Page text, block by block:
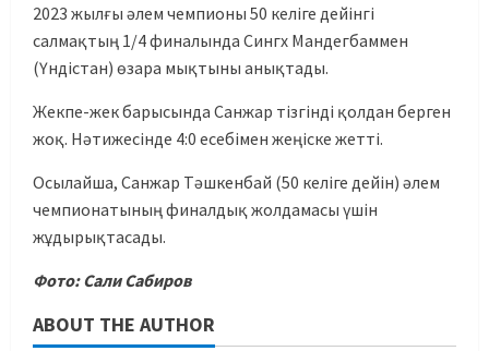
2023 жылғы әлем чемпионы 50 келіге дейінгі
салмақтың 1/4 финалында Сингх Мандегбаммен
(Үндістан) өзара мықтыны анықтады.
Жекпе-жек барысында Санжар тізгінді қолдан берген
жоқ. Нәтижесінде 4:0 есебімен жеңіске жетті.
Осылайша, Санжар Тәшкенбай (50 келіге дейін) әлем
чемпионатының финалдық жолдамасы үшін
жұдырықтасады.
Фото: Сали Сабиров
ABOUT THE AUTHOR